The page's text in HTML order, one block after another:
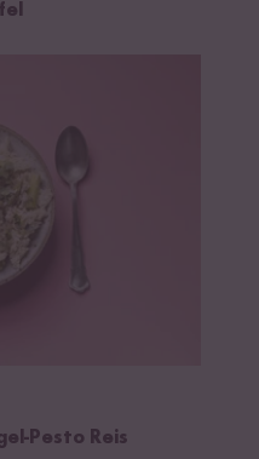
Pesto Reis